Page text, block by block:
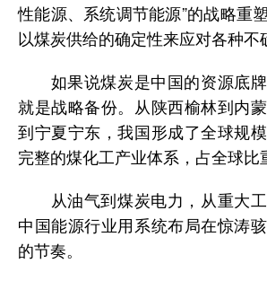
性能源、系统调节能源”的战略重
以煤炭供给的确定性来应对各种不
如果说煤炭是中国的资源底牌
就是战略备份。从陕西榆林到内
到宁夏宁东，我国形成了全球规
完整的煤化工产业体系，占全球比
从油气到煤炭电力，从重大工
中国能源行业用系统布局在惊涛
的节奏。